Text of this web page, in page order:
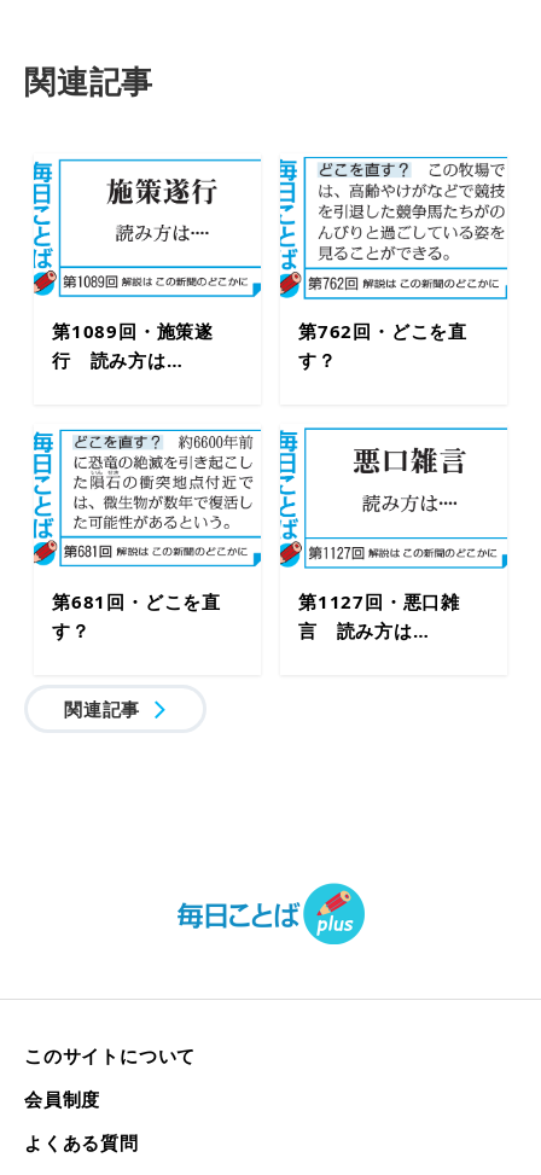
関連記事
第1089回・施策遂
行 読み方は…
第762回・どこを直
す？
第681回・どこを直
す？
第1127回・悪口雑
言 読み方は…
関連記事
このサイトについて
会員制度
よくある質問